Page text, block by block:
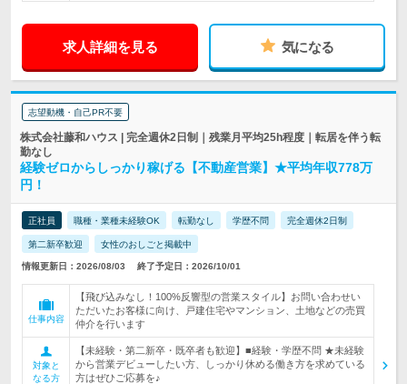
求人詳細を見る 気になる
志望動機・自己PR不要
株式会社藤和ハウス | 完全週休2日制｜残業月平均25h程度｜転居を伴う転
勤なし
経験ゼロからしっかり稼げる【不動産営業】★平均年収778万
円！
正社員 職種・業種未経験OK 転勤なし 学歴不問 完全週休2日制
第二新卒歓迎 女性のおしごと掲載中
情報更新日：2026/08/03 終了予定日：2026/10/01
仕事内容
【飛び込みなし！100%反響型の営業スタイル】お問い合わせい
ただいたお客様に向け、戸建住宅やマンション、土地などの売買
仲介を行います
対象と
なる方
【未経験・第二新卒・既卒者も歓迎】■経験・学歴不問 ★未経験
から営業デビューしたい方、しっかり休める働き方を求めている
方はぜひご応募を♪